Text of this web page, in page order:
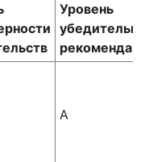
Уровень
A